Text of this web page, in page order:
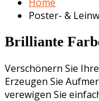
Poster- &
Brilliante
Verschönern Sie
Erzeugen Sie
verewigen Sie